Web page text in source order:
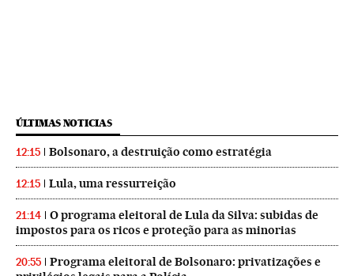
ÚLTIMAS NOTICIAS
12:15 Bolsonaro, a destruição como estratégia
12:15 Lula, uma ressurreição
21:14
O programa eleitoral de Lula da Silva: subidas de
impostos para os ricos e proteção para as minorias
20:55
Programa eleitoral de Bolsonaro: privatizações e